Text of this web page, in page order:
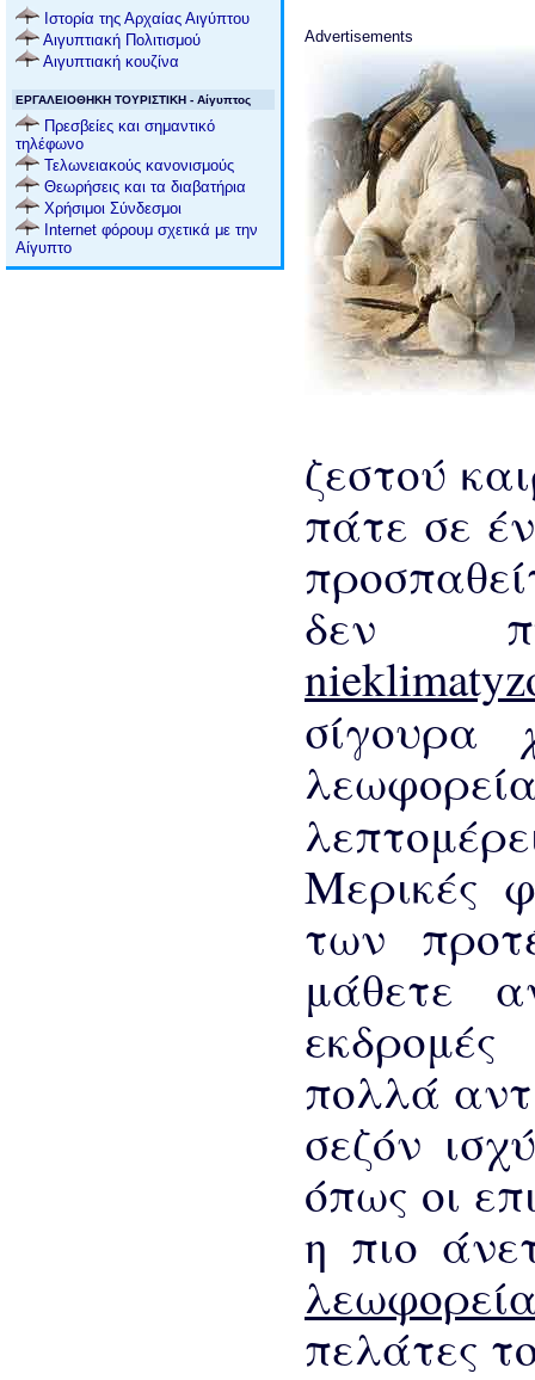
Ιστορία της Αρχαίας Αιγύπτου
Αιγυπτιακή Πολιτισμού
Αιγυπτιακή κουζίνα
ΕΡΓΑΛΕΙΟΘΗΚΗ ΤΟΥΡΙΣΤΙΚΗ - Αίγυπτος
Πρεσβείες και σημαντικό
τηλέφωνο
Τελωνειακούς κανονισμούς
Θεωρήσεις και τα διαβατήρια
Χρήσιμοι Σύνδεσμοι
Internet φόρουμ σχετικά με την
Αίγυπτο
Advertisements
ζεστού
πάτε σε
δεν
σίγουρα
Μερικές
των
μάθετε
πολλά
σεζόν
όπως οι
η πιο
πελάτες